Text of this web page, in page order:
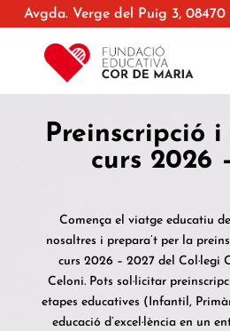
Avgda. Verge del Puig 3, 08470
Preinscripció
curs 2026
Comença el viatge educatiu
nosaltres i prepara’t per la
curs 2026 – 2027 del Col·legi
Celoni. Pots sol·licitar
etapes educatives (Infantil,
educació d’excel·lència en un